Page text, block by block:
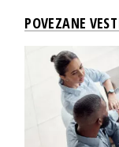
POVEZANE